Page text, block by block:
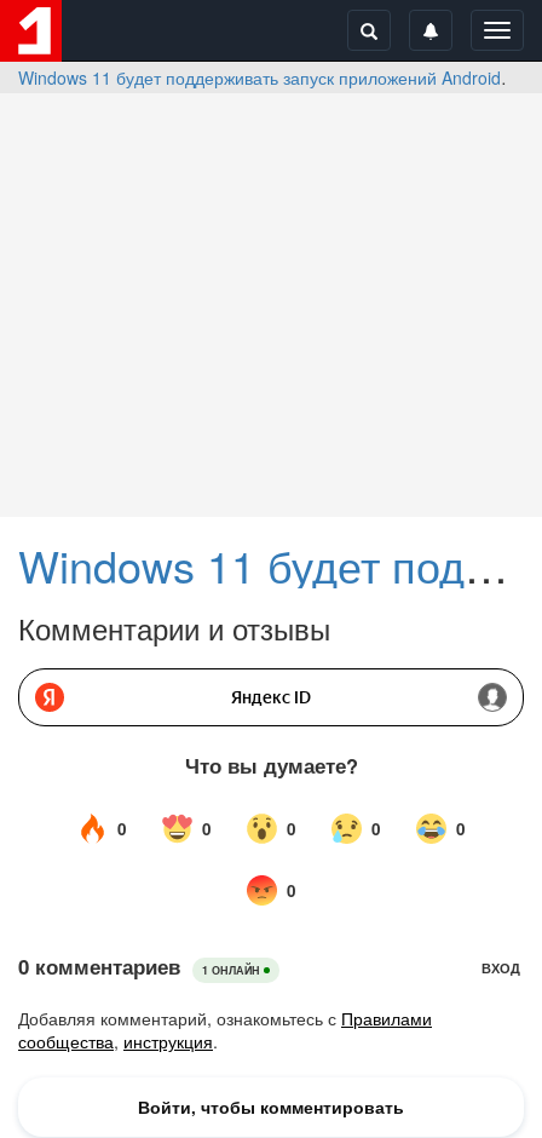
Windows 11 будет поддерживать запуск приложений Android
Windows 11 будет поддерживать запуск приложений Android
Комментарии и отзывы